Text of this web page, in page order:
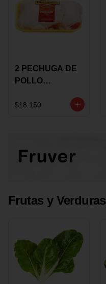
2 PECHUGA DE
POLLO
MARINADA X
$18.150
Frutas y Verduras